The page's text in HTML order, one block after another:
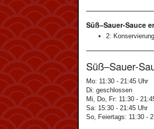
Süß–Sauer-Sauce
2:
Süß–Sauer-
Mo: 11:30 - 21:45 Uhr
Di: geschlossen
Mi, Do, Fr: 11:30 -
Sa: 15:30 - 21:45 Uhr
So, Feiertags: 11:30 -